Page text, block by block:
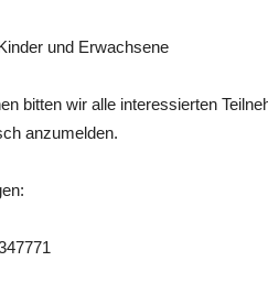
und Erwachsene
bitten wir alle interessierten
anzumelden.